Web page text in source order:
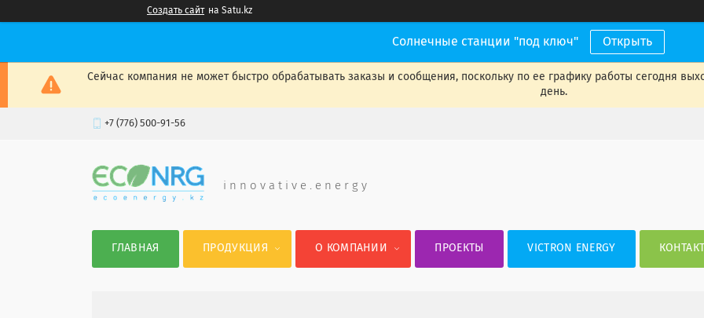
Создать сайт на Satu.kz
Солнечные станции "под ключ" Открыть
Сейчас компания не может быстро обрабатывать заказы и сообщения, поскольку по ее графику работы сегодня
день.
+7 (776) 500-91-56
i n n o v a t i v e . e n e r g y
ГЛАВНАЯ ПРОДУКЦИЯ О КОМПАНИИ ПРОЕКТЫ VICTRON ENERGY